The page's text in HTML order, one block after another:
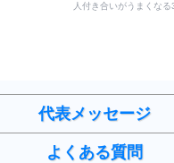
人付き合いがうまくな
代表メッセージ
よくある質問